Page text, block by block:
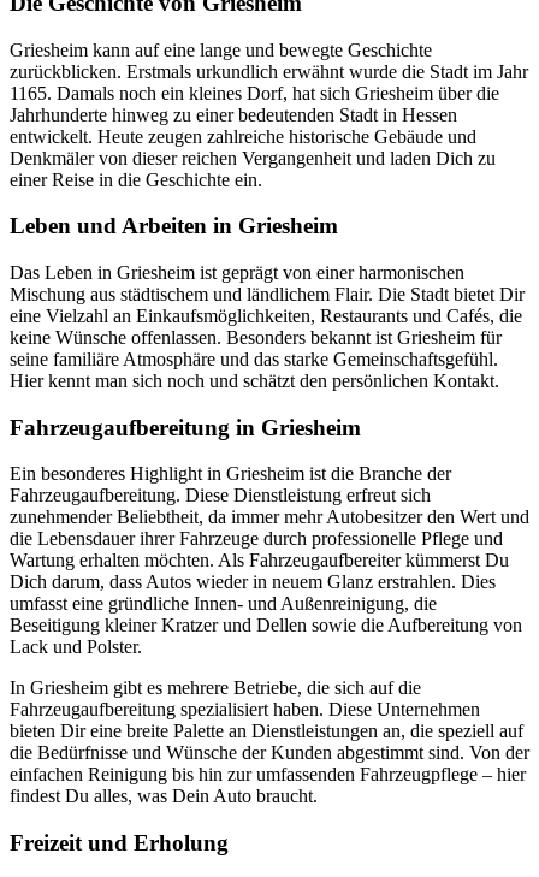
Griesheim kann auf eine lange und bewegte Geschichte
zurückblicken. Erstmals urkundlich erwähnt wurde die Stadt im Jahr
1165. Damals noch ein kleines Dorf, hat sich Griesheim über die
Jahrhunderte hinweg zu einer bedeutenden Stadt in Hessen
entwickelt. Heute zeugen zahlreiche historische Gebäude und
Denkmäler von dieser reichen Vergangenheit und laden Dich zu
einer Reise in die Geschichte ein.
Leben und Arbeiten in Griesheim
Das Leben in Griesheim ist geprägt von einer harmonischen
Mischung aus städtischem und ländlichem Flair. Die Stadt bietet Dir
eine Vielzahl an Einkaufsmöglichkeiten, Restaurants und Cafés, die
keine Wünsche offenlassen. Besonders bekannt ist Griesheim für
seine familiäre Atmosphäre und das starke Gemeinschaftsgefühl.
Hier kennt man sich noch und schätzt den persönlichen Kontakt.
Fahrzeugaufbereitung in Griesheim
Ein besonderes Highlight in Griesheim ist die Branche der
Fahrzeugaufbereitung. Diese Dienstleistung erfreut sich
zunehmender Beliebtheit, da immer mehr Autobesitzer den Wert und
die Lebensdauer ihrer Fahrzeuge durch professionelle Pflege und
Wartung erhalten möchten. Als Fahrzeugaufbereiter kümmerst Du
Dich darum, dass Autos wieder in neuem Glanz erstrahlen. Dies
umfasst eine gründliche Innen- und Außenreinigung, die
Beseitigung kleiner Kratzer und Dellen sowie die Aufbereitung von
Lack und Polster.
In Griesheim gibt es mehrere Betriebe, die sich auf die
Fahrzeugaufbereitung spezialisiert haben. Diese Unternehmen
bieten Dir eine breite Palette an Dienstleistungen an, die speziell auf
die Bedürfnisse und Wünsche der Kunden abgestimmt sind. Von der
einfachen Reinigung bis hin zur umfassenden Fahrzeugpflege – hier
findest Du alles, was Dein Auto braucht.
Freizeit und Erholung